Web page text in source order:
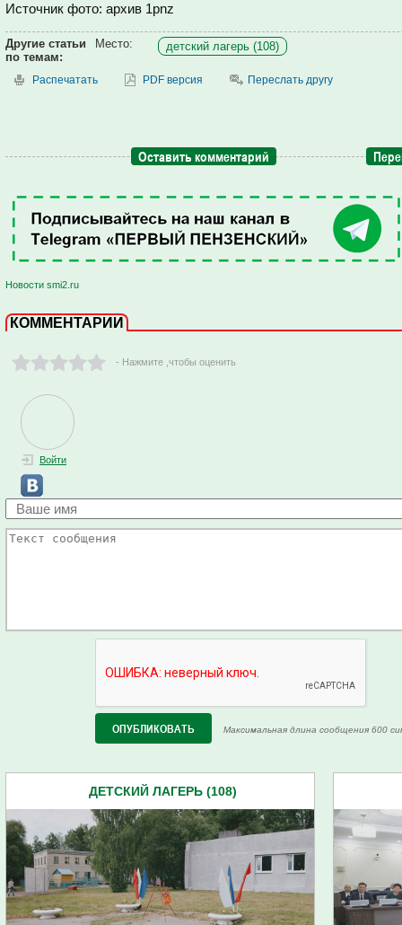
Источник фото: архив 1pnz
Другие статьи
по темам:
Место: детский лагерь (108)
Распечатать PDF версия Переслать другу
Оставить комментарий
Новости smi2.ru
КОММЕНТАРИИ
- Нажмите ,чтобы оценить
Войти
Максимальная длина сообщения 600
ДЕТСКИЙ ЛАГЕРЬ (108)